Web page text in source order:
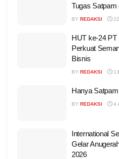
Tugas Satpam
BY REDAKSI 22
HUT ke-24 PT
Perkuat
Bisnis
BY REDAKSI 13
Hanya
BY REDAKSI 4
International
Gelar
2026